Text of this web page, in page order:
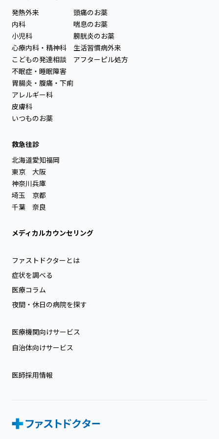
発熱外来
内科
小児科
心療内科・精神科
こどもの発達相談
不眠症・睡眠障害
胃腸炎・腹痛・下痢
アレルギー科
皮膚科
いつものお薬
頭痛のお薬
喘息のお薬
膀胱炎のお薬
生活習慣病外来
アフターピル処方
救急往診
北海道
東京
神奈川
埼玉
千葉
愛知
大阪
兵庫
京都
奈良
福岡
メディカルカウンセリング
ファストドクターとは
症状を調べる
医療コラム
夜間・休日の病院を探す
医療機関向けサービス
自治体向けサービス
医師採用情報